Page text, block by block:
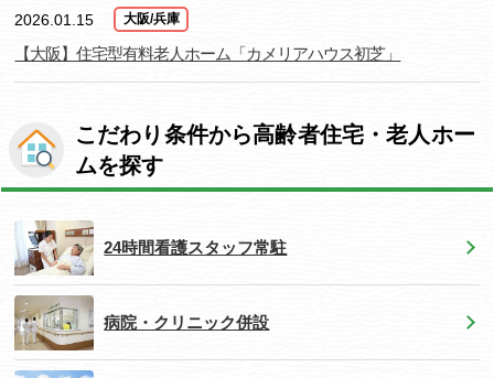
2026.01.15 大阪/兵庫
【大阪】住宅型有料老人ホーム「カメリアハウス初芝」
こだわり条件から高齢者住宅・老人ホー
ムを探す
24時間看護スタッフ常駐
病院・クリニック併設